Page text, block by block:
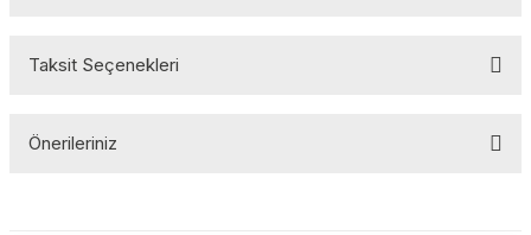
Taksit Seçenekleri
Önerileriniz